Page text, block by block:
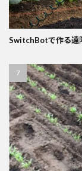
SwitchBotで作る遠